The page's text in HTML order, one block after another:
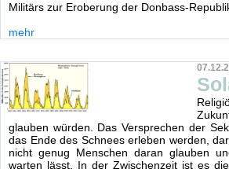
Militärs zur Eroberung der Donbass-
mehr
glauben würden. Das Versprechen der
das Ende des Schnees erleben werden,
nicht genug Menschen daran glauben
warten lässt. In der Zwischenzeit ist es